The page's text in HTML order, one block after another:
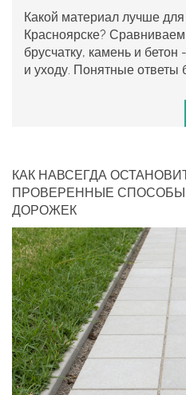
Какой материал лучше
Красноярске? Сравниваем
брусчатку, камень и бетон
и уходу. Понятные ответы
КАК НАВСЕГДА
ПРОВЕРЕННЫЕ
ДОРОЖЕК